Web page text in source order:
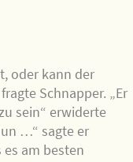
oder kann der
Schnapper. „Er
sein“ erwiderte
…“ sagte er
am besten